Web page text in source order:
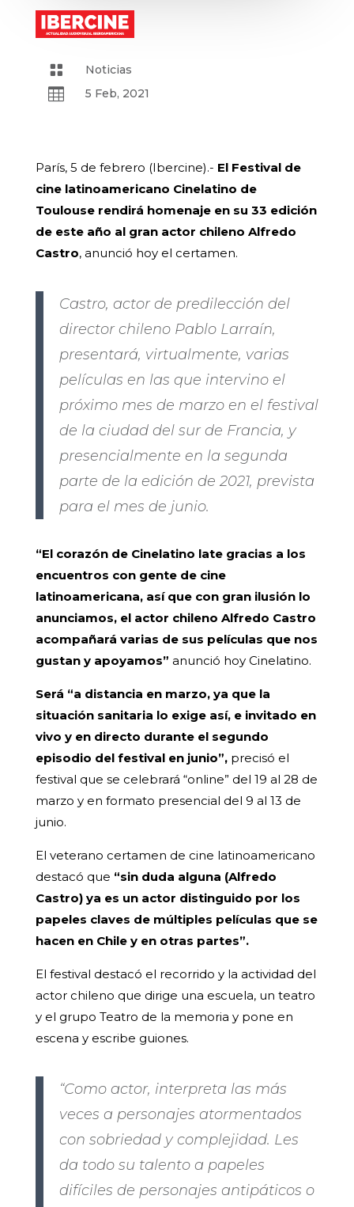
 Noticias
 5 Feb, 2021
París, 5 de febrero (Ibercine).- El Festival de
cine latinoamericano Cinelatino de
Toulouse rendirá homenaje en su 33 edición
de este año al gran actor chileno Alfredo
Castro, anunció hoy el certamen.
Castro, actor de predilección del
director chileno Pablo Larraín,
presentará, virtualmente, varias
películas en las que intervino el
próximo mes de marzo en el festival
de la ciudad del sur de Francia, y
presencialmente en la segunda
parte de la edición de 2021, prevista
para el mes de junio.
“El corazón de Cinelatino late gracias a los
encuentros con gente de cine
latinoamericana, así que con gran ilusión lo
anunciamos, el actor chileno Alfredo Castro
acompañará varias de sus películas que nos
gustan y apoyamos” anunció hoy Cinelatino.
Será “a distancia en marzo, ya que la
situación sanitaria lo exige así, e invitado en
vivo y en directo durante el segundo
episodio del festival en junio”,precisó el
festival que se celebrará “online” del 19 al 28 de
marzo y en formato presencial del 9 al 13 de
junio.
El veterano certamen de cine latinoamericano
destacó que “sin duda alguna (Alfredo
Castro) ya es un actor distinguido por los
papeles claves de múltiples películas que se
hacen en Chile y en otras partes”.
El festival destacó el recorrido y la actividad del
actor chileno que dirige una escuela, un teatro
y el grupo Teatro de la memoria y pone en
escena y escribe guiones.
“Como actor, interpreta las más
veces a personajes atormentados
con sobriedad y complejidad. Les
da todo su talento a papeles
difíciles de personajes antipáticos o